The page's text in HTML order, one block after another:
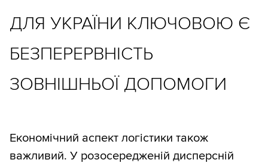
ДЛЯ УКРАЇНИ КЛЮЧОВОЮ Є
БЕЗПЕРЕРВНІСТЬ
ЗОВНІШНЬОЇ ДОПОМОГИ
Економічний аспект логістики також
важливий. У розосередженій дисперсній